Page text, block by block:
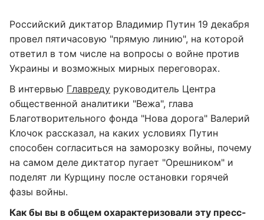
​Российский диктатор Владимир Путин 19 декабря
провел пятичасовую "прямую линию", на которой
ответил в том числе на вопросы о войне против
Украины и возможных мирных переговорах.
В интервью Главреду руководитель Центра
общественной аналитики "Вежа", глава
Благотворительного фонда "Нова дорога" Валерий
Клочок рассказал, на каких условиях Путин
способен согласиться на заморозку войны, почему
на самом деле диктатор пугает "Орешником" и
поделят ли Курщину после остановки горячей
фазы войны.
Как бы вы в общем охарактеризовали эту пресс-